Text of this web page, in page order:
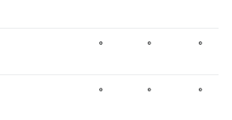
۰ ۰ ۰
۰ ۰ ۰